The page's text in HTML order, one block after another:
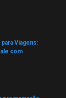
Viagens:
com